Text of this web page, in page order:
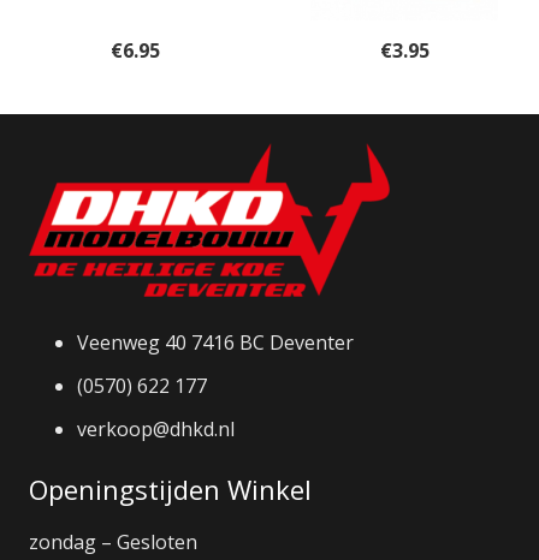
€6.95 €3.95
Veenweg 40 7416 BC Deventer
(0570) 622 177
verkoop@dhkd.nl
Openingstijden Winkel
zondag – Gesloten